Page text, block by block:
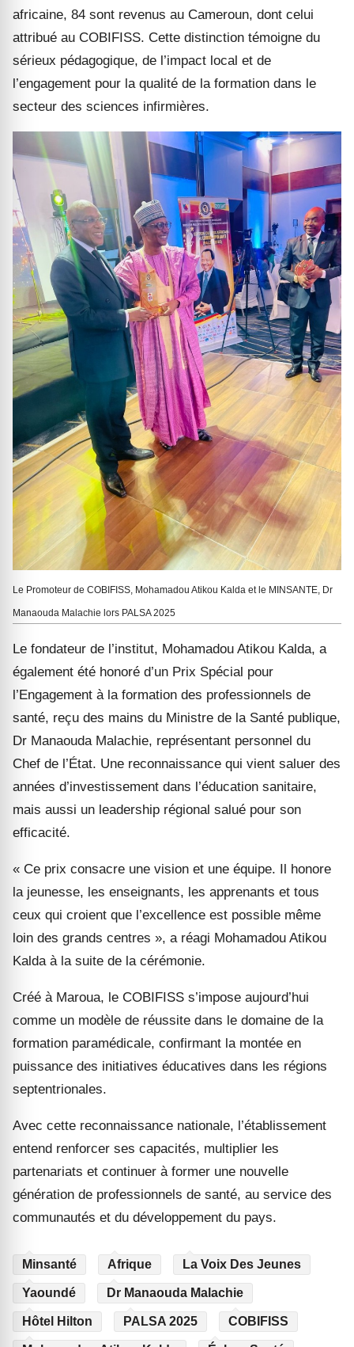
africaine, 84 sont revenus au Cameroun, dont celui
attribué au COBIFISS. Cette distinction témoigne du
sérieux pédagogique, de l’impact local et de
l’engagement pour la qualité de la formation dans le
secteur des sciences infirmières.
Le Promoteur de COBIFISS, Mohamadou Atikou Kalda et le MINSANTE, Dr
Manaouda Malachie lors PALSA 2025
Le fondateur de l’institut, Mohamadou Atikou Kalda, a
également été honoré d’un Prix Spécial pour
l’Engagement à la formation des professionnels de
santé, reçu des mains du Ministre de la Santé publique,
Dr Manaouda Malachie, représentant personnel du
Chef de l’État. Une reconnaissance qui vient saluer des
années d’investissement dans l’éducation sanitaire,
mais aussi un leadership régional salué pour son
efficacité.
« Ce prix consacre une vision et une équipe. Il honore
la jeunesse, les enseignants, les apprenants et tous
ceux qui croient que l’excellence est possible même
loin des grands centres », a réagi Mohamadou Atikou
Kalda à la suite de la cérémonie.
Créé à Maroua, le COBIFISS s’impose aujourd’hui
comme un modèle de réussite dans le domaine de la
formation paramédicale, confirmant la montée en
puissance des initiatives éducatives dans les régions
septentrionales.
Avec cette reconnaissance nationale, l’établissement
entend renforcer ses capacités, multiplier les
partenariats et continuer à former une nouvelle
génération de professionnels de santé, au service des
communautés et du développement du pays.
Minsanté Afrique La Voix Des Jeunes
Yaoundé Dr Manaouda Malachie
Hôtel Hilton PALSA 2025 COBIFISS